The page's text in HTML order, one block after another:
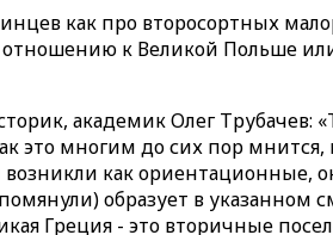
как про второсортных
к Великой Польше
академик Олег Трубачев:
это многим до сих пор
как ориентационные,
образует в указанном
Греция - это вторичные